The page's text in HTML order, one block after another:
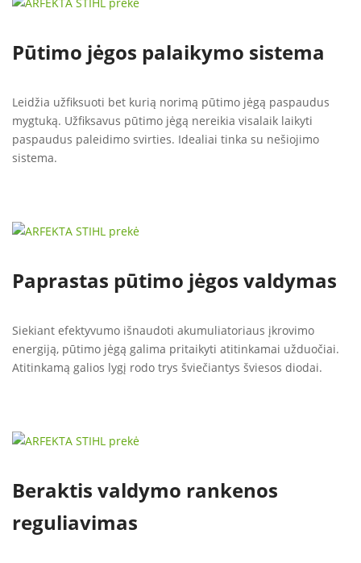
Pūtimo jėgos palaikymo sistema
Leidžia užfiksuoti bet kurią norimą pūtimo jėgą paspaudus
mygtuką. Užfiksavus pūtimo jėgą nereikia visalaik laikyti
paspaudus paleidimo svirties. Idealiai tinka su nešiojimo
sistema.
Paprastas pūtimo jėgos valdymas
Siekiant efektyvumo išnaudoti akumuliatoriaus įkrovimo
energiją, pūtimo jėgą galima pritaikyti atitinkamai užduočiai.
Atitinkamą galios lygį rodo trys šviečiantys šviesos diodai.
Beraktis valdymo rankenos
reguliavimas